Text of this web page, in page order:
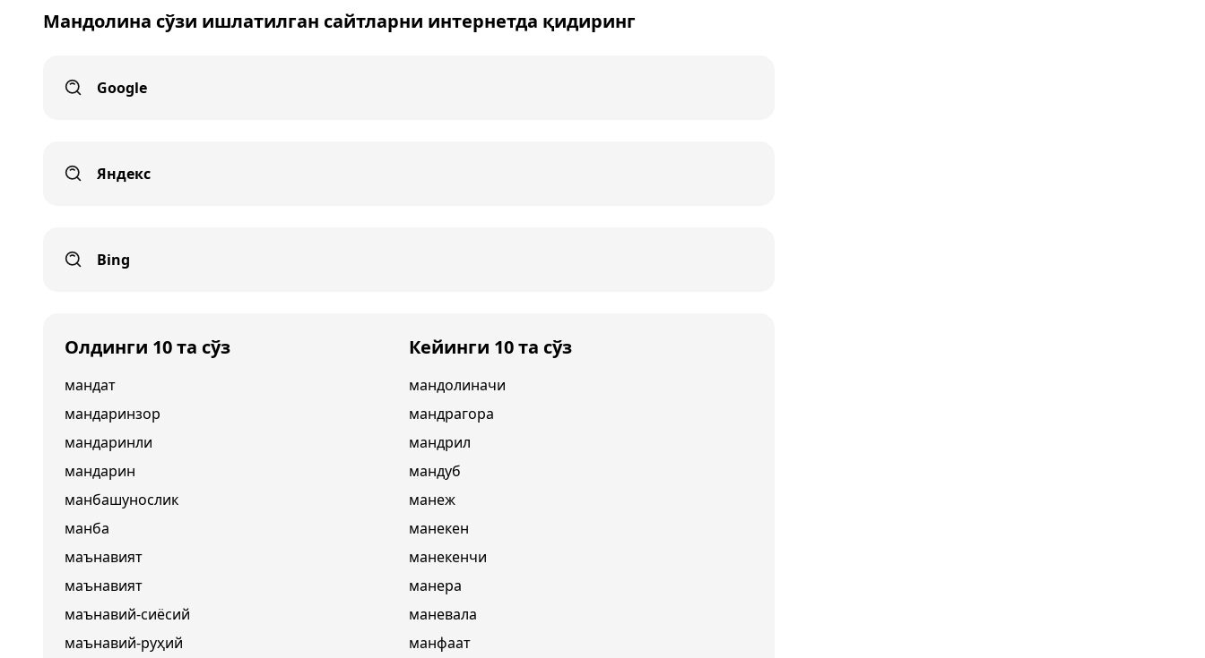
Мандолина сўзи ишлатилган сайтларни интернетда қидиринг
Google
Яндекс
Bing
Олдинги 10 та сўз
мандат
мандаринзор
мандаринли
мандарин
манбашунослик
манба
маънавият
маънавият
маънавий-сиёсий
маънавий-руҳий
Кейинги 10 та сўз
мандолиначи
мандрагора
мандрил
мандуб
манеж
манекен
манекенчи
манера
маневала
манфаат